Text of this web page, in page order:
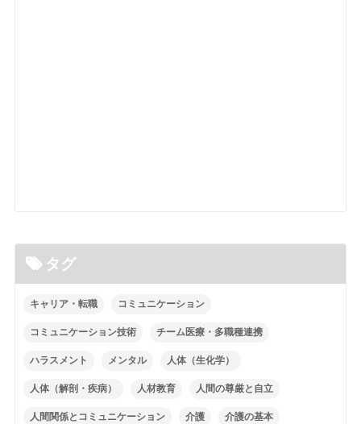
タグ
キャリア・転職 コミュニケーション
コミュニケーション技術 チーム医療・多職種連携
ハラスメント メンタル 人体（生化学）
人体（解剖・疾病） 人材教育 人間の尊厳と自立
人間関係とコミュニケーション 介護 介護の基本